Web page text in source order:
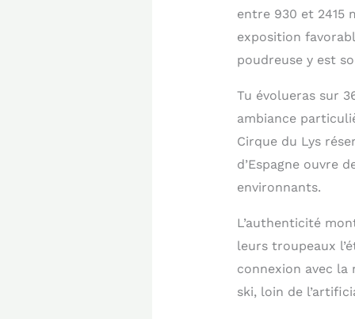
entre 930 et 2415
exposition
poudreuse y est
Tu évolueras sur
ambiance
Cirque du Lys
d’Espagne ouvre
environnants.
L’authenticité
leurs troupeaux
connexion avec la
ski, loin de